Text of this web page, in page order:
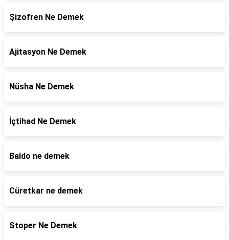
Şizofren Ne Demek
Ajitasyon Ne Demek
Nüsha Ne Demek
İçtihad Ne Demek
Baldo ne demek
Cüretkar ne demek
Stoper Ne Demek